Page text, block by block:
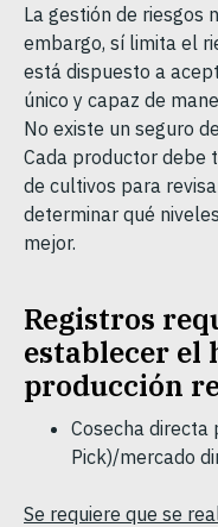
La gestión de riesgos
embargo, sí limita el
está dispuesto a
único y capaz de
No existe un seguro
Cada productor debe
de cultivos para
determinar qué
mejor.
Registros
establecer el
producción
Cosecha directa
Pick)/mercado
Se requiere que se